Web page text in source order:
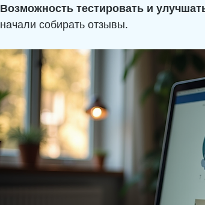
Возможность тестировать и
начали собирать отзывы.